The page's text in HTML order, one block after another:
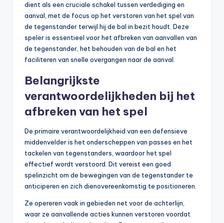
dient als een cruciale schakel tussen verdediging en
aanval, met de focus op het verstoren van het spel van
de tegenstander terwijl hij de bal in bezit houdt. Deze
speler is essentieel voor het afbreken van aanvallen van
de tegenstander, het behouden van de bal en het
faciliteren van snelle overgangen naar de aanval.
Belangrijkste
verantwoordelijkheden bij het
afbreken van het spel
De primaire verantwoordelijkheid van een defensieve
middenvelder is het onderscheppen van passes en het
tackelen van tegenstanders, waardoor het spel
effectief wordt verstoord. Dit vereist een goed
spelinzicht om de bewegingen van de tegenstander te
anticiperen en zich dienovereenkomstig te positioneren.
Ze opereren vaak in gebieden net voor de achterlijn,
waar ze aanvallende acties kunnen verstoren voordat